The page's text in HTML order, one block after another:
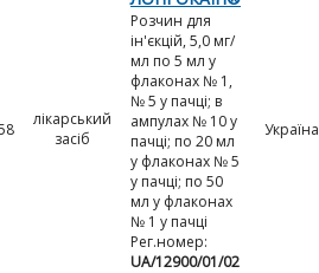
лікарський
засіб
Розчин для
ін'єкцій, 5,0 мг/
мл по 5 мл у
флаконах № 1,
№ 5 у пачці; в
ампулах № 10 у
пачці; по 20 мл
у флаконах № 5
у пачці; по 50
мл у флаконах
№ 1 у пачці
Рег.номер:
UA/12900/01/02
Україна